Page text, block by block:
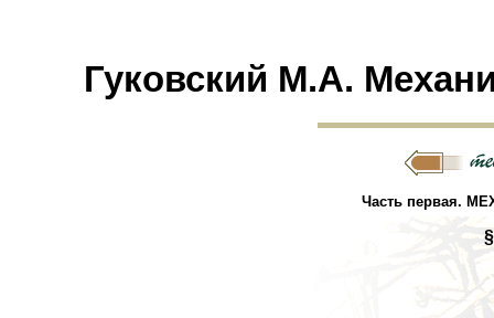
Гуковский М.А.
Часть первая.